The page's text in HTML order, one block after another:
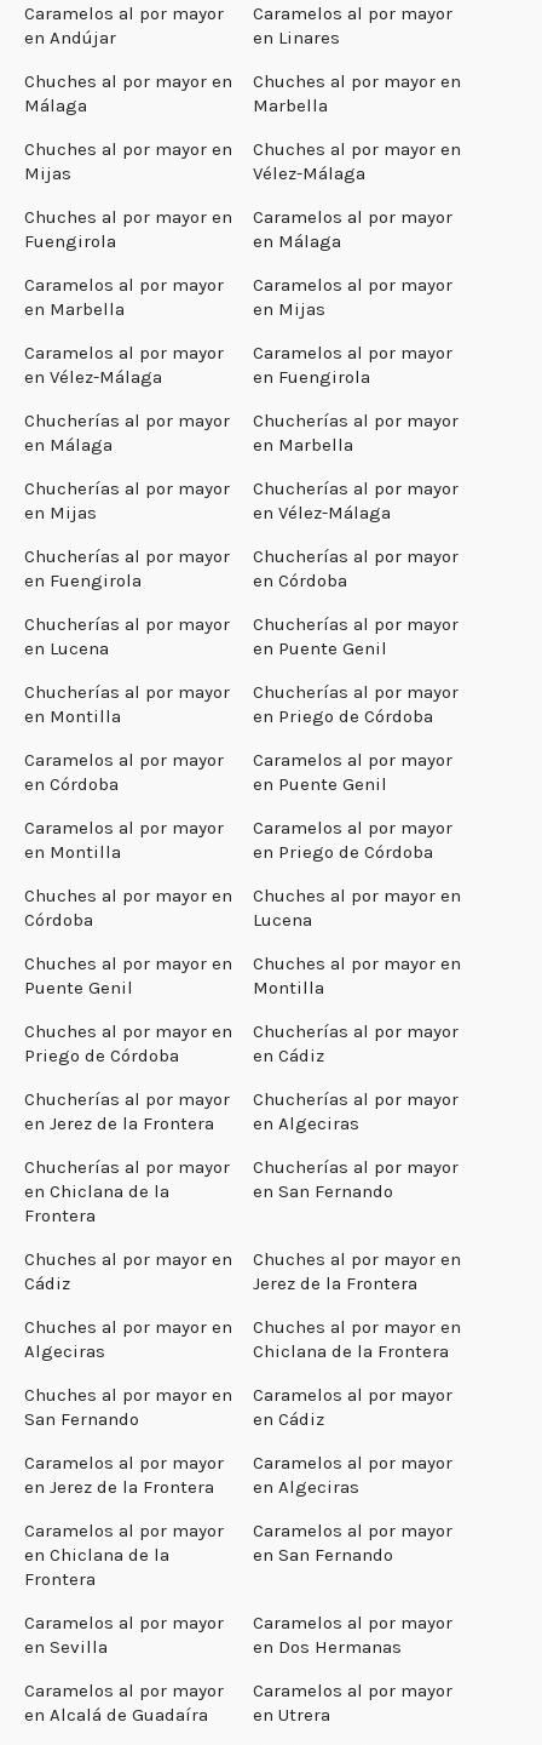
Caramelos al por mayor
en Andújar
Caramelos al por mayor
en Linares
Chuches al por mayor en
Málaga
Chuches al por mayor en
Marbella
Chuches al por mayor en
Mijas
Chuches al por mayor en
Vélez-Málaga
Chuches al por mayor en
Fuengirola
Caramelos al por mayor
en Málaga
Caramelos al por mayor
en Marbella
Caramelos al por mayor
en Mijas
Caramelos al por mayor
en Vélez-Málaga
Caramelos al por mayor
en Fuengirola
Chucherías al por mayor
en Málaga
Chucherías al por mayor
en Marbella
Chucherías al por mayor
en Mijas
Chucherías al por mayor
en Vélez-Málaga
Chucherías al por mayor
en Fuengirola
Chucherías al por mayor
en Córdoba
Chucherías al por mayor
en Lucena
Chucherías al por mayor
en Puente Genil
Chucherías al por mayor
en Montilla
Chucherías al por mayor
en Priego de Córdoba
Caramelos al por mayor
en Córdoba
Caramelos al por mayor
en Puente Genil
Caramelos al por mayor
en Montilla
Caramelos al por mayor
en Priego de Córdoba
Chuches al por mayor en
Córdoba
Chuches al por mayor en
Lucena
Chuches al por mayor en
Puente Genil
Chuches al por mayor en
Montilla
Chuches al por mayor en
Priego de Córdoba
Chucherías al por mayor
en Cádiz
Chucherías al por mayor
en Jerez de la Frontera
Chucherías al por mayor
en Algeciras
Chucherías al por mayor
en Chiclana de la
Frontera
Chucherías al por mayor
en San Fernando
Chuches al por mayor en
Cádiz
Chuches al por mayor en
Jerez de la Frontera
Chuches al por mayor en
Algeciras
Chuches al por mayor en
Chiclana de la Frontera
Chuches al por mayor en
San Fernando
Caramelos al por mayor
en Cádiz
Caramelos al por mayor
en Jerez de la Frontera
Caramelos al por mayor
en Algeciras
Caramelos al por mayor
en Chiclana de la
Frontera
Caramelos al por mayor
en San Fernando
Caramelos al por mayor
en Sevilla
Caramelos al por mayor
en Dos Hermanas
Caramelos al por mayor
en Alcalá de Guadaíra
Caramelos al por mayor
en Utrera